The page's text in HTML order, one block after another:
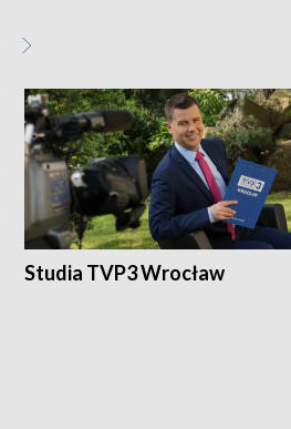
Studia TVP3 Wrocław